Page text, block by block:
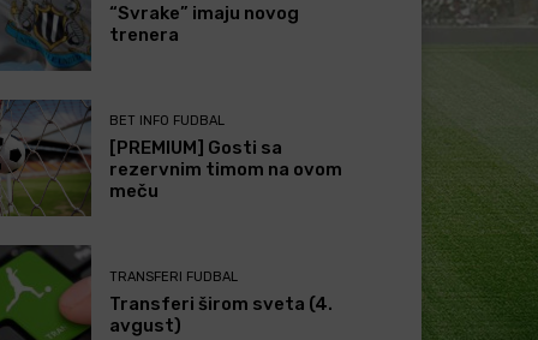
“Svrake” imaju novog
trenera
BET INFO FUDBAL
[PREMIUM] Gosti sa
rezervnim timom na ovom
meču
TRANSFERI FUDBAL
Transferi širom sveta (4.
avgust)